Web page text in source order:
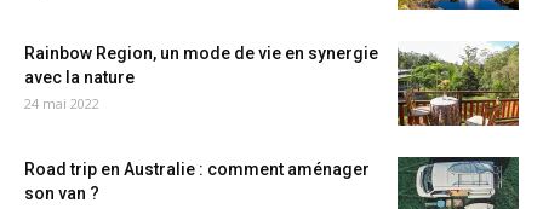
Rainbow Region, un mode de vie en synergie
avec la nature
24 mai 2022
Road trip en Australie : comment aménager
son van ?